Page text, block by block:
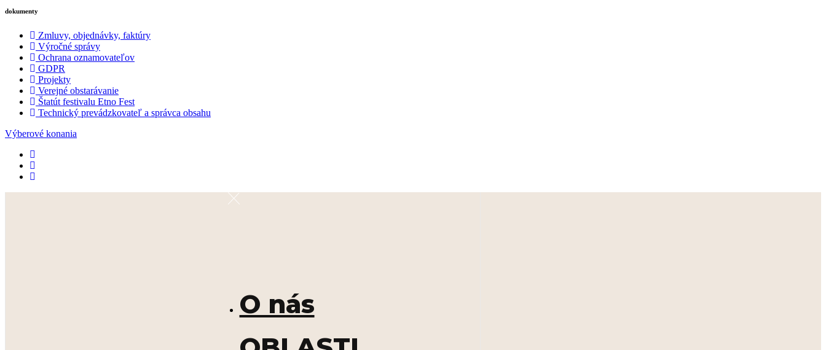
dokumenty
Zmluvy, objednávky, faktúry
Výročné správy
Ochrana oznamovateľov
GDPR
Projekty
Verejné obstarávanie
Štatút festivalu Etno Fest
Technický prevádzkovateľ a správca obsahu
Výberové konania
O nás